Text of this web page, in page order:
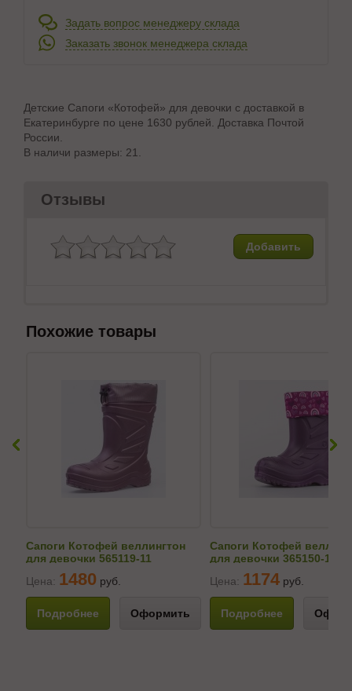
Задать вопрос менеджеру склада
Заказать звонок менеджера склада
Детские Сапоги «Котофей» для девочки с доставкой в
Екатеринбурге по цене 1630 рублей. Доставка Почтой
России.
В наличи размеры: 21.
Отзывы
Добавить
Похожие товары
Сапоги Котофей веллингтон
для девочки 565119-11
Цена: 1480 руб.
Подробнее Оформить
Сапоги Котофей
для девочки 365150-12
Цена: 1174 руб.
Подробнее